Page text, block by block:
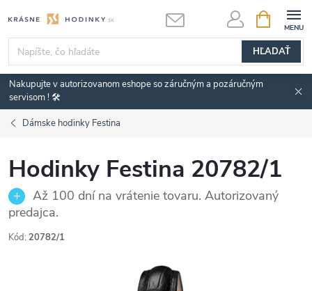
na
obsah
HĽADAŤ
KOŠÍK
Nakupujte v autorizovanom eshope so záručným a pozáručným
servisom ! 🛠️
Dámske hodinky Festina
Hodinky Festina 20782/1
Až 100 dní na vrátenie tovaru. Autorizovaný
predajca.
Kód: 20782/1